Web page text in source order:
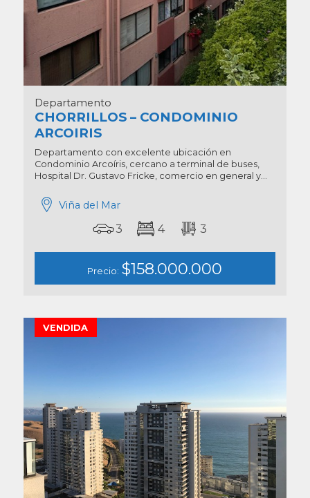
Departamento
CHORRILLOS – CONDOMINIO
ARCOIRIS
Departamento con excelente ubicación en
Condominio Arcoíris, cercano a terminal de buses,
Hospital Dr. Gustavo Fricke, comercio en general y...
Viña del Mar
3 4 3
Precio: $158.000.000
VENDIDA